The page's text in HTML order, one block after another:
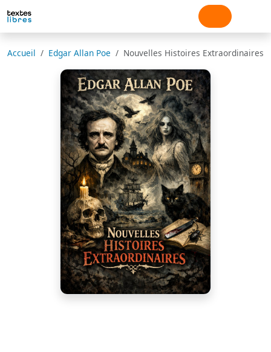
Accueil Edgar Allan Poe Nouvelles Histoires Extraordinaires